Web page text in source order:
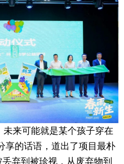
未来可能就是某个孩子穿在
享的话语，道出了项目最朴
弃到被珍视，从废弃物到